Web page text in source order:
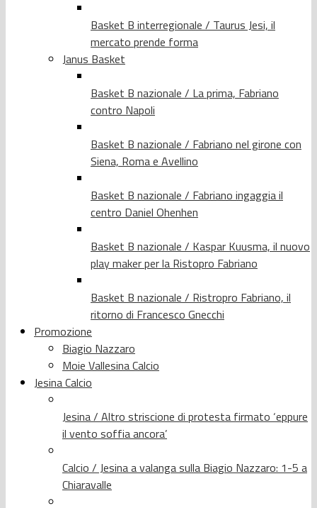
Basket B interregionale / Taurus Jesi, il
mercato prende forma
Janus Basket
Basket B nazionale / La prima, Fabriano
contro Napoli
Basket B nazionale / Fabriano nel girone con
Siena, Roma e Avellino
Basket B nazionale / Fabriano ingaggia il
centro Daniel Ohenhen
Basket B nazionale / Kaspar Kuusma, il nuovo
play maker per la Ristopro Fabriano
Basket B nazionale / Ristropro Fabriano, il
ritorno di Francesco Gnecchi
Promozione
Biagio Nazzaro
Moie Vallesina Calcio
Jesina Calcio
Jesina / Altro striscione di protesta firmato ‘eppure
il vento soffia ancora’
Calcio / Jesina a valanga sulla Biagio Nazzaro: 1-5 a
Chiaravalle